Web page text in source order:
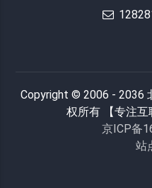
Copyright © 2006 - 2036
权所有 【专注互
京ICP备
站